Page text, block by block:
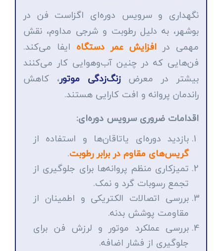
نگهداری و سرویس دوره‌ای اگزاست فن در
بوشهر، به دلیل رطوبت و شرجی مداوم، نقش
مهمی در افزایش عمر دستگاه ایفا می‌کند.
فن‌هایی که در چنین آب‌وهوایی کار می‌کنند
بیشتر در معرضزنگ‌زدگی موتور، کاهش
راندمان پروانه و افت کارایی هستند.
اقدامات ضروری سرویس دوره‌ای:
بازدید دوره‌ای یاتاقان‌ها و استفاده از
گریس‌های مقاوم در برابر رطوبت.
تمیزکاری منظم پروانه‌ها برای جلوگیری از
تجمع رسوبات گرد و نمک.
بررسی اتصالات الکتریکی و اطمینان از
مقاومت پوشش بدنه.
بررسی عملکرد موتور و لرزش فن برای
جلوگیری از فشار اضافه.